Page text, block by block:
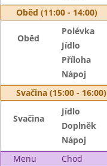
Oběd (11:00 - 14:00)
Oběd
Polévka
Jídlo
Příloha
Nápoj
Svačina (15:00 - 16:00)
Svačina
Jídlo
Doplněk
Nápoj
Menu
Chod